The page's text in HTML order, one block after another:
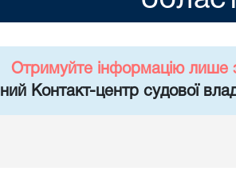
Отримуйте інформацію лише
Контакт-центр судової